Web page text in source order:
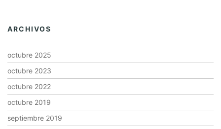
ARCHIVOS
octubre 2025
octubre 2023
octubre 2022
octubre 2019
septiembre 2019